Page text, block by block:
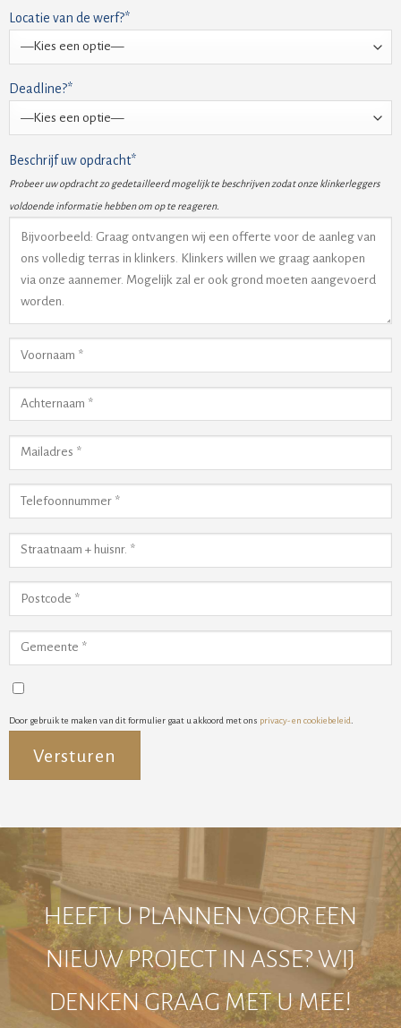
Locatie van de werf?*
Deadline?*
Beschrijf uw opdracht*
Probeer uw opdracht zo gedetailleerd mogelijk te beschrijven zodat onze klinkerleggers
voldoende informatie hebben om op te reageren.
Door gebruik te maken van dit formulier gaat u akkoord met ons privacy- en cookiebeleid
HEEFT U PLANNEN VOOR EEN
NIEUW PROJECT IN ASSE? WIJ
DENKEN GRAAG MET U MEE!